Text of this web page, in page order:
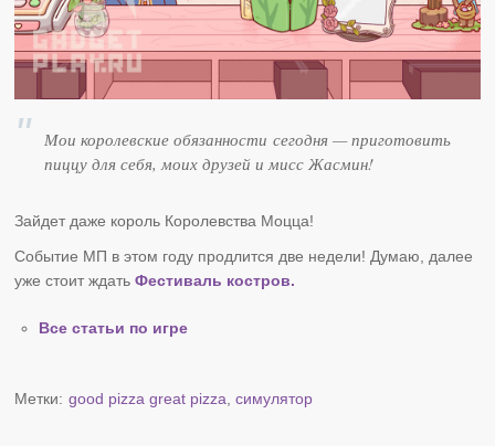
Мои королевские обязанности сегодня — приготовить
пиццу для себя, моих друзей и мисс Жасмин!
Зайдет даже король Королевства Моцца!
Событие МП в этом году продлится две недели! Думаю, далее
уже стоит ждатьФестиваль костров.
Все статьи по игре
Метки: good pizza great pizza ,симулятор